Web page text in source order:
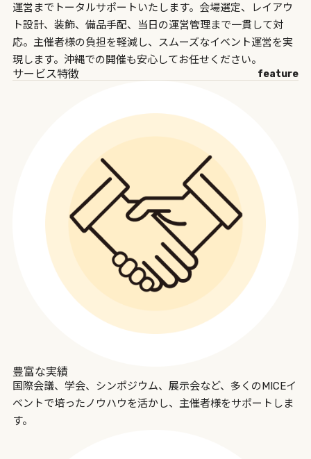
運営までトータルサポートいたします。会場選定、レイアウ
ト設計、装飾、備品手配、当日の運営管理まで一貫して対
応。主催者様の負担を軽減し、スムーズなイベント運営を実
現します。沖縄での開催も安心してお任せください。
サービス特徴 feature
豊富な実績
国際会議、学会、シンポジウム、展示会など、多くのMICEイ
ベントで培ったノウハウを活かし、主催者様をサポートしま
す。